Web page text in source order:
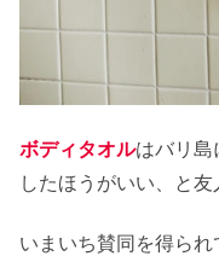
ボディタオルはバリ島
したほうがいい、と友
いまいち賛同を得ら